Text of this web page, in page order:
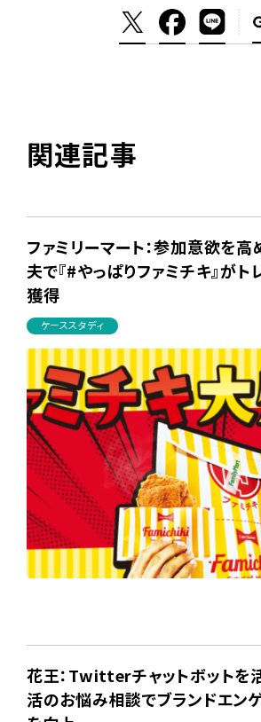
関連記事
ファミリーマート：参加意欲を
夫で『#やっぱりファミチキ』が
獲得
ケーススタディ
花王：Twitterチャットボットを
活のお悩み相談でブランドエン